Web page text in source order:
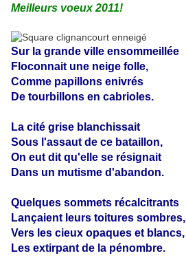
Meilleurs voeux 2011!
Sur la grande ville ensommeillée
Floconnait une neige folle,
Comme papillons enivrés
De tourbillons en cabrioles.
La cité grise blanchissait
Sous l'assaut de ce bataillon,
On eut dit qu'elle se résignait
Dans un mutisme d'abandon.
Quelques sommets récalcitrants
Lançaient leurs toitures sombres,
Vers les cieux opaques et blancs,
Les extirpant de la pénombre.